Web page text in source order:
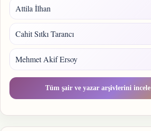
Attila İlhan
Cahit Sıtkı Tarancı
Mehmet Akif Ersoy
Tüm şair ve yazar arşivlerini incele